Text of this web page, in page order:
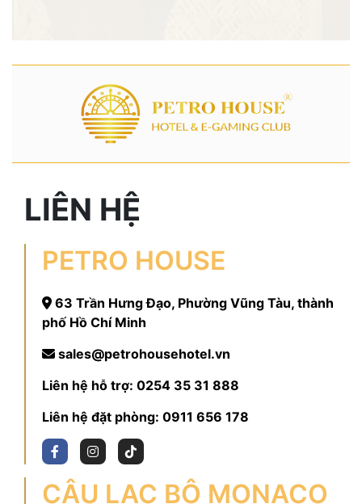
LIÊN HỆ
PETRO HOUSE
63 Trần Hưng Đạo, Phường Vũng Tàu, thành
phố Hồ Chí Minh
sales@petrohousehotel.vn
Liên hệ hỗ trợ: 0254 35 31 888
Liên hệ đặt phòng: 0911 656 178
CÂU LẠC BỘ MONACO